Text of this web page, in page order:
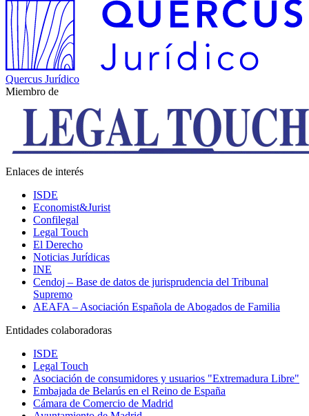
Quercus Jurídico
Miembro de
Enlaces de interés
ISDE
Economist&Jurist
Confilegal
Legal Touch
El Derecho
Noticias Jurídicas
INE
Cendoj – Base de datos de jurisprudencia del Tribunal
Supremo
AEAFA – Asociación Española de Abogados de Familia
Entidades colaboradoras
ISDE
Legal Touch
Asociación de consumidores y usuarios "Extremadura Libre"
Embajada de Belarús en el Reino de España
Cámara de Comercio de Madrid